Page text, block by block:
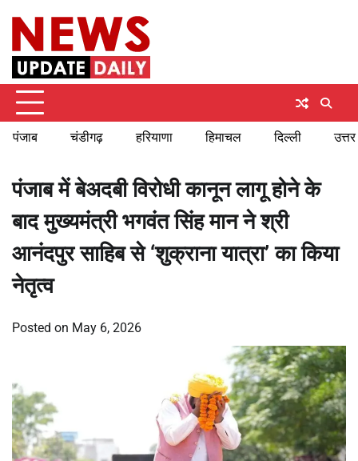
content
पंजाब चंडीगढ़ हरियाणा हिमाचल दिल्ली
पंजाब में बेअदबी विरोधी कानून लागू होने के
बाद मुख्यमंत्री भगवंत सिंह मान ने श्री
आनंदपुर साहिब से ‘शुक्राना यात्रा’ का किया
नेतृत्व
Posted on May 6, 2026